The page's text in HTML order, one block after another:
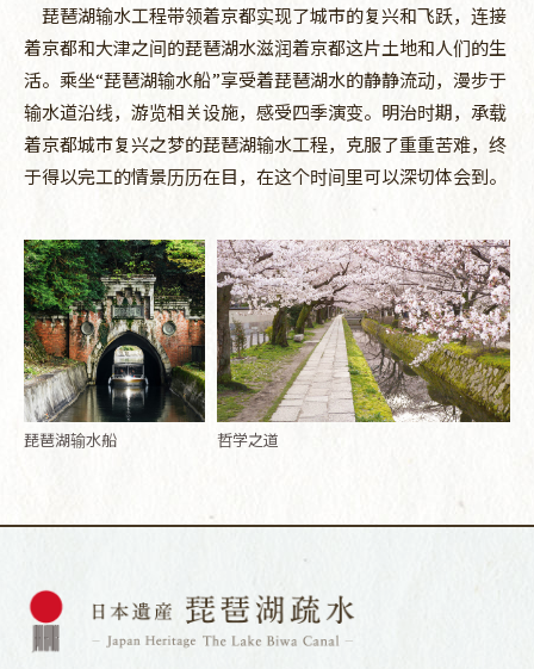
琵琶湖输水工程带领着京都实现了城市的复兴和飞跃，连接
着京都和大津之间的琵琶湖水滋润着京都这片土地和人们的生
活。乘坐“琵琶湖输水船”享受着琵琶湖水的静静流动，漫步于
输水道沿线，游览相关设施，感受四季演变。明治时期，承载
着京都城市复兴之梦的琵琶湖输水工程，克服了重重苦难，终
于得以完工的情景历历在目，在这个时间里可以深切体会到。
琵琶湖输水船 哲学之道